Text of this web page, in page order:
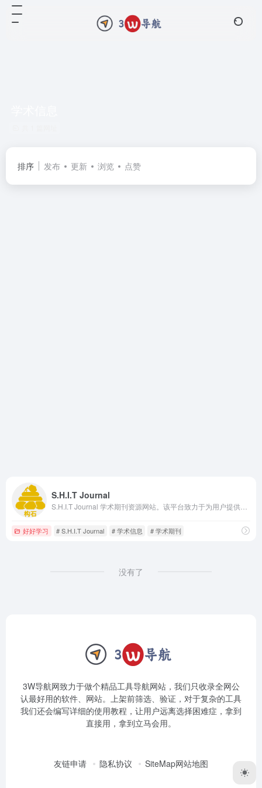
排序 发布 更新 浏览 点赞
S.H.I.T Journal
好好学习 # S.H.I.T Journal # 学术信息 # 学术期刊
没有了
3W导航网致力于做个精品工具导航网站，我们只收录全网公
认最好用的软件、网站。上架前筛选、验证，对于复杂的工具
我们还会编写详细的使用教程，让用户远离选择困难症，拿到
直接用，拿到立马会用。
友链申请 隐私协议 SiteMap网站地图